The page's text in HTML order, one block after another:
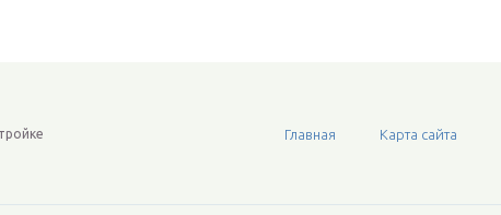
Главная Карта сайта